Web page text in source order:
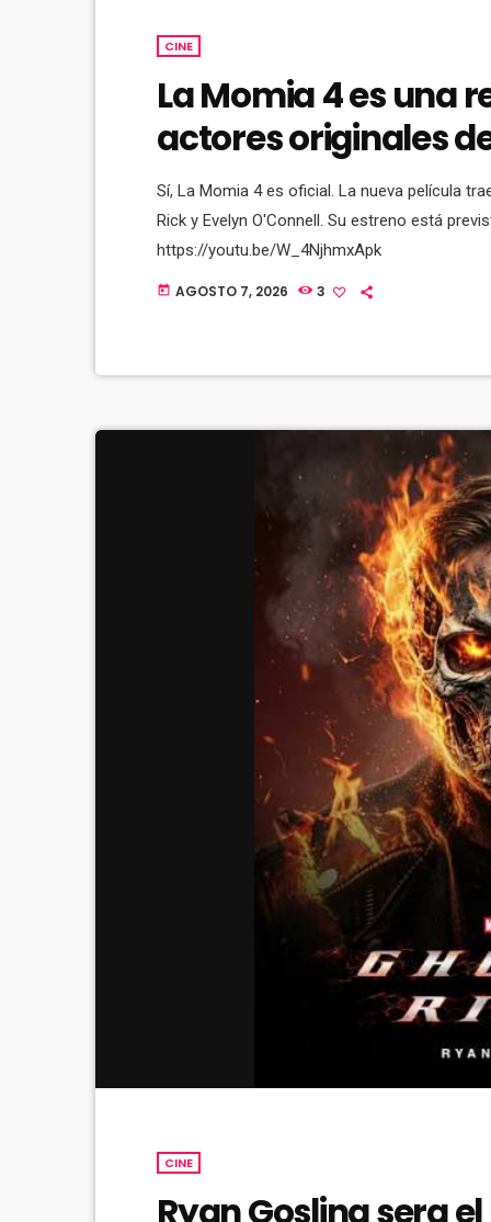
CINE
La Momia 4 es una
actores originales
Sí, La Momia 4 es oficial. La nueva película
Rick y Evelyn O'Connell. Su estreno está
https://youtu.be/W_4NjhmxApk
today AGOSTO 7, 2026 3
CINE
Ryan Gosling sera